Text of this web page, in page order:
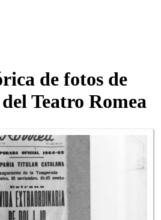
de fotos de
Teatro Romea